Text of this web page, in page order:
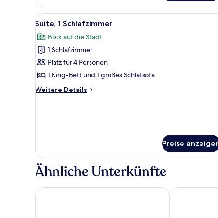
Zimmer,
2 Doppelbetten
Alle
Fotos
für
Suite,
1
Schlafzimmer
anzeigen
Ein Hotelzimmer mit grauem
8
Suite, 1 Schlafzimmer
Blick auf die Stadt
1 Schlafzimmer
Platz für 4 Personen
1 King-Bett und 1 großes Schlafsofa
Weitere Details
Weitere
Preise
Ähnliche Unterkünfte
Sheraton Centre Toronto Hotel Chelsea